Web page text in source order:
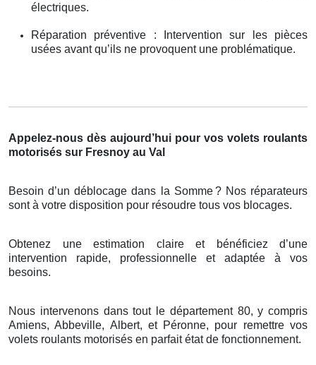
électriques.
Réparation préventive : Intervention sur les pièces
usées avant qu’ils ne provoquent une problématique.
Appelez-nous dès aujourd’hui pour vos volets roulants
motorisés sur Fresnoy au Val
Besoin d’un déblocage dans la Somme? Nos réparateurs
sontà votre disposition pour résoudre tous vos blocages.
Obtenez une estimation claire et bénéficiez d’une
intervention rapide, professionnelle et adaptée à vos
besoins.
Nous intervenons dans tout le département 80, y compris
Amiens, Abbeville, Albert, et Péronne, pour remettre vos
volets roulants motorisés en parfait état de fonctionnement.